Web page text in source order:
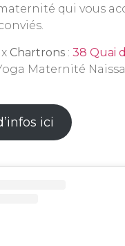
qui vous
Chartrons : 38 Quai
Maternité
ici